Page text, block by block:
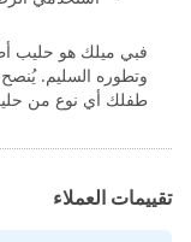
فبي ميلك هو حليب
وتطوره السليم.
طفلك أي نوع من
تقييمات العملاء